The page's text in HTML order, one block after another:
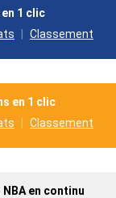
en 1 clic
Classement
en 1 clic
Classement
en continu